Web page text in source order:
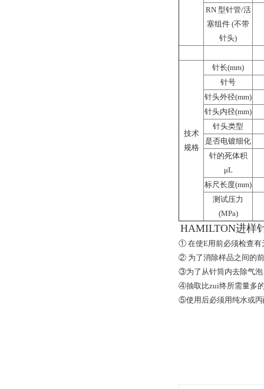
RN 型针管/活
塞组件 (不带
针头)
技术
规格
针长(mm)
针号
针头外径(mm)
针头内径(mm)
针头类型
是否电镀细化
针的死体积
μL
标尺长度(mm)
测试压力
(MPa)
HAMILTON进样
① 在使E用前必须检查有
② 为了消除样品之间的
③为了从针筒内去除气泡
④抽取比zui终所需量多
⑤使用后必须用纯水或丙